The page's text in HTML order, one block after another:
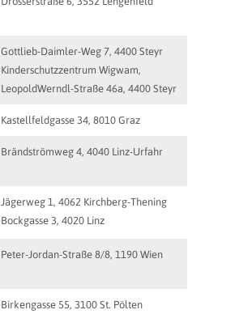
Gottlieb-Daimler-Weg 7, 4400 Steyr
Kinderschutzzentrum Wigwam,
LeopoldWerndl-Straße 46a, 4400 Steyr
Kastellfeldgasse 34, 8010 Graz
Brändströmweg 4, 4040 Linz-Urfahr
Jägerweg 1, 4062 Kirchberg-Thening
Bockgasse 3, 4020 Linz
Peter-Jordan-Straße 8/8, 1190 Wien
Birkengasse 55, 3100 St. Pölten